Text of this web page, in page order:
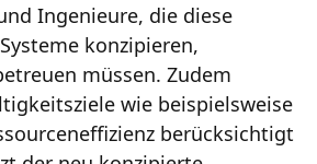
Ingenieure, die diese
konzipieren,
müssen. Zudem
wie beispielsweise
berücksichtigt